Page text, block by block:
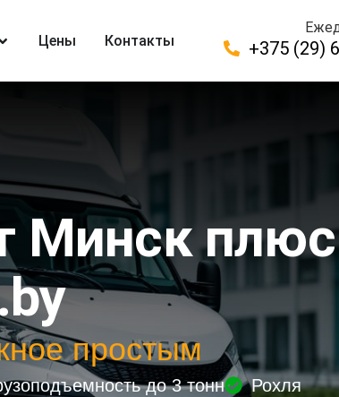
Цены Контакты +375 (29)
Минск
простым
до 3 тонн Рохля